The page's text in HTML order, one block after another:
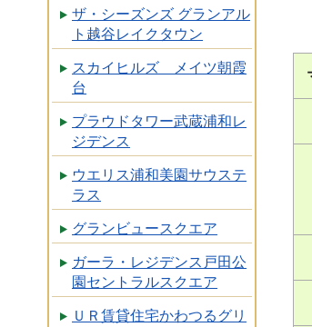
ザ・シーズンズ グランアル
ト越谷レイクタウン
スカイヒルズ メイツ朝霞
台
プラウドタワー武蔵浦和レ
ジデンス
ウエリス浦和美園サウステ
ラス
グランビュースクエア
ガーラ・レジデンス戸田公
園セントラルスクエア
ＵＲ賃貸住宅かわつるグリ